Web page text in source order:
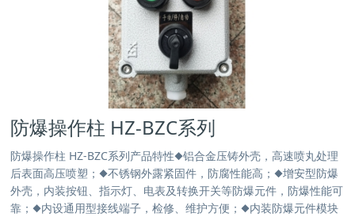
防爆操作柱 HZ-BZC系列
防爆操作柱 HZ-BZC系列产品特性◆铝合金压铸外壳，高速喷丸处理
后表面高压喷塑；◆不锈钢外露紧固件，防腐性能高；◆增安型防爆
外壳，内装按钮、指示灯、电表及转换开关等防爆元件，防爆性能可
靠；◆内设通用型接线端子，检修、维护方便；◆内装防爆元件模块